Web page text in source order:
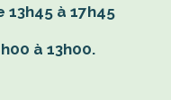
à 17h45
à 13h00.